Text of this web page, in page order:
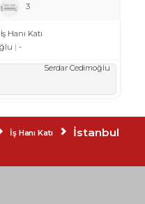
3
İş Hanı Katı
-
Serdar Cedimoğlu
İş Hanı Katı İstanbul